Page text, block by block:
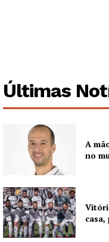
Últimas
A
no